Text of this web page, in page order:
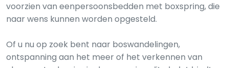
voorzien van eenpersoonsbedden met boxspring, die
naar wens kunnen worden opgesteld.
Of u nu op zoek bent naar boswandelingen,
ontspanning aan het meer of het verkennen van